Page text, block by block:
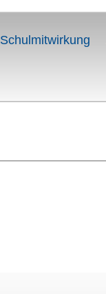
Schulmitwirkung